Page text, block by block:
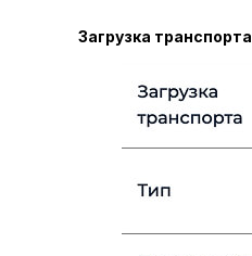
Загрузка транспорта